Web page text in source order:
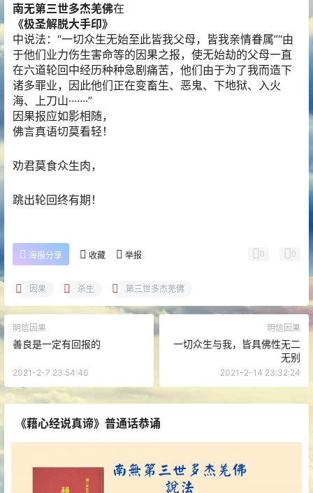
南无第三世多杰羌佛在
《极圣解脱大手印》
中说法：“一切众生无始至此皆我父母，皆我亲情眷属”“由
于他们业力伤生害命等的因果之报，使无始劫的父母一直
在六道轮回中经历种种急剧痛苦，他们由于为了我而造下
诸多罪业，因此他们正在变畜生、恶鬼、下地狱、入火
海、上刀山·······”
因果报应如影相随，
佛言真语切莫看轻！
劝君莫食众生肉，
跳出轮回终有期！
海报分享 收藏 举报 0 0
因果 杀生 第三世多杰羌佛
明信因果
善良是一定有回报的
2021-2-7 23:54:46
明信因果
一切众生与我，皆具佛性无二
无别
2021-2-14 23:32:24
《藉心经说真谛》普通话恭诵